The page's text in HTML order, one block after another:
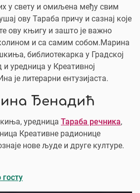
у свету и омиљена међу свим
ову Тараба причу и сазнај које
ову књигу и зашто је важно
и са самим собом.Марина
библиотекарка у Градској
уредница у Креативној
је литерарни ентузијаста.
Ђенадић
уредница Тараба речника,
Креативне радионице
нове људе и друге културе.